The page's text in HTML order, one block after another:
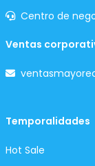
Centro de
Ventas
Temporalidades
Hot Sale